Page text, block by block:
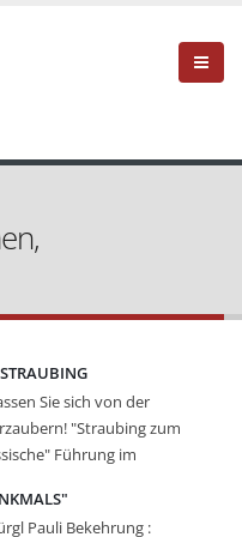
Sie sich von der
"Straubing zum
Führung im
die
Pauli Bekehrung :